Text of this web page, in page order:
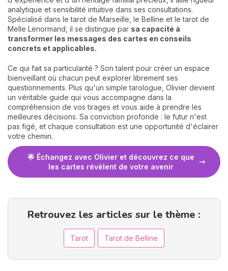
analytique et sensibilité intuitive dans ses consultations.
Spécialisé dans le tarot de Marseille, le Belline et le tarot de
Melle Lenormand, il se distingue par sa capacité à
transformer les messages des cartes en conseils
concrets et applicables.
Ce qui fait sa particularité ? Son talent pour créer un espace
bienveillant où chacun peut explorer librement ses
questionnements. Plus qu'un simple tarologue, Olivier devient
un véritable guide qui vous accompagne dans la
compréhension de vos tirages et vous aide à prendre les
meilleures décisions. Sa conviction profonde : le futur n'est
pas figé, et chaque consultation est une opportunité d'éclairer
votre chemin.
🌟 Échangez avec Olivier et découvrez ce que
les cartes révèlent de votre avenir
Retrouvez les articles sur le thème :
Tarot Tarot de Belline